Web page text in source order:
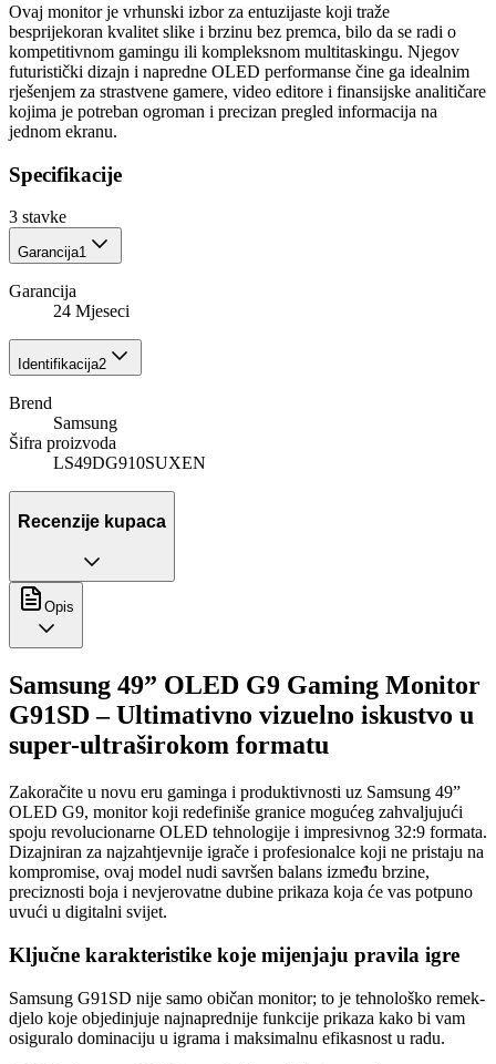
Ovaj monitor je vrhunski izbor za entuzijaste koji traže
besprijekoran kvalitet slike i brzinu bez premca, bilo da se radi o
kompetitivnom gamingu ili kompleksnom multitaskingu. Njegov
futuristički dizajn i napredne OLED performanse čine ga idealnim
rješenjem za strastvene gamere, video editore i finansijske analitičare
kojima je potreban ogroman i precizan pregled informacija na
jednom ekranu.
Specifikacije
3 stavke
Garancija1
Garancija
24 Mjeseci
Identifikacija2
Brend
Samsung
Šifra proizvoda
LS49DG910SUXEN
Recenzije kupaca
Opis
Samsung 49” OLED G9 Gaming Monitor
G91SD – Ultimativno vizuelno iskustvo u
super-ultraširokom formatu
Zakoračite u novu eru gaminga i produktivnosti uz Samsung 49”
OLED G9, monitor koji redefiniše granice mogućeg zahvaljujući
spoju revolucionarne OLED tehnologije i impresivnog 32:9 formata.
Dizajniran za najzahtjevnije igrače i profesionalce koji ne pristaju na
kompromise, ovaj model nudi savršen balans između brzine,
preciznosti boja i nevjerovatne dubine prikaza koja će vas potpuno
uvući u digitalni svijet.
Ključne karakteristike koje mijenjaju pravila igre
Samsung G91SD nije samo običan monitor; to je tehnološko remek-
djelo koje objedinjuje najnaprednije funkcije prikaza kako bi vam
osiguralo dominaciju u igrama i maksimalnu efikasnost u radu.